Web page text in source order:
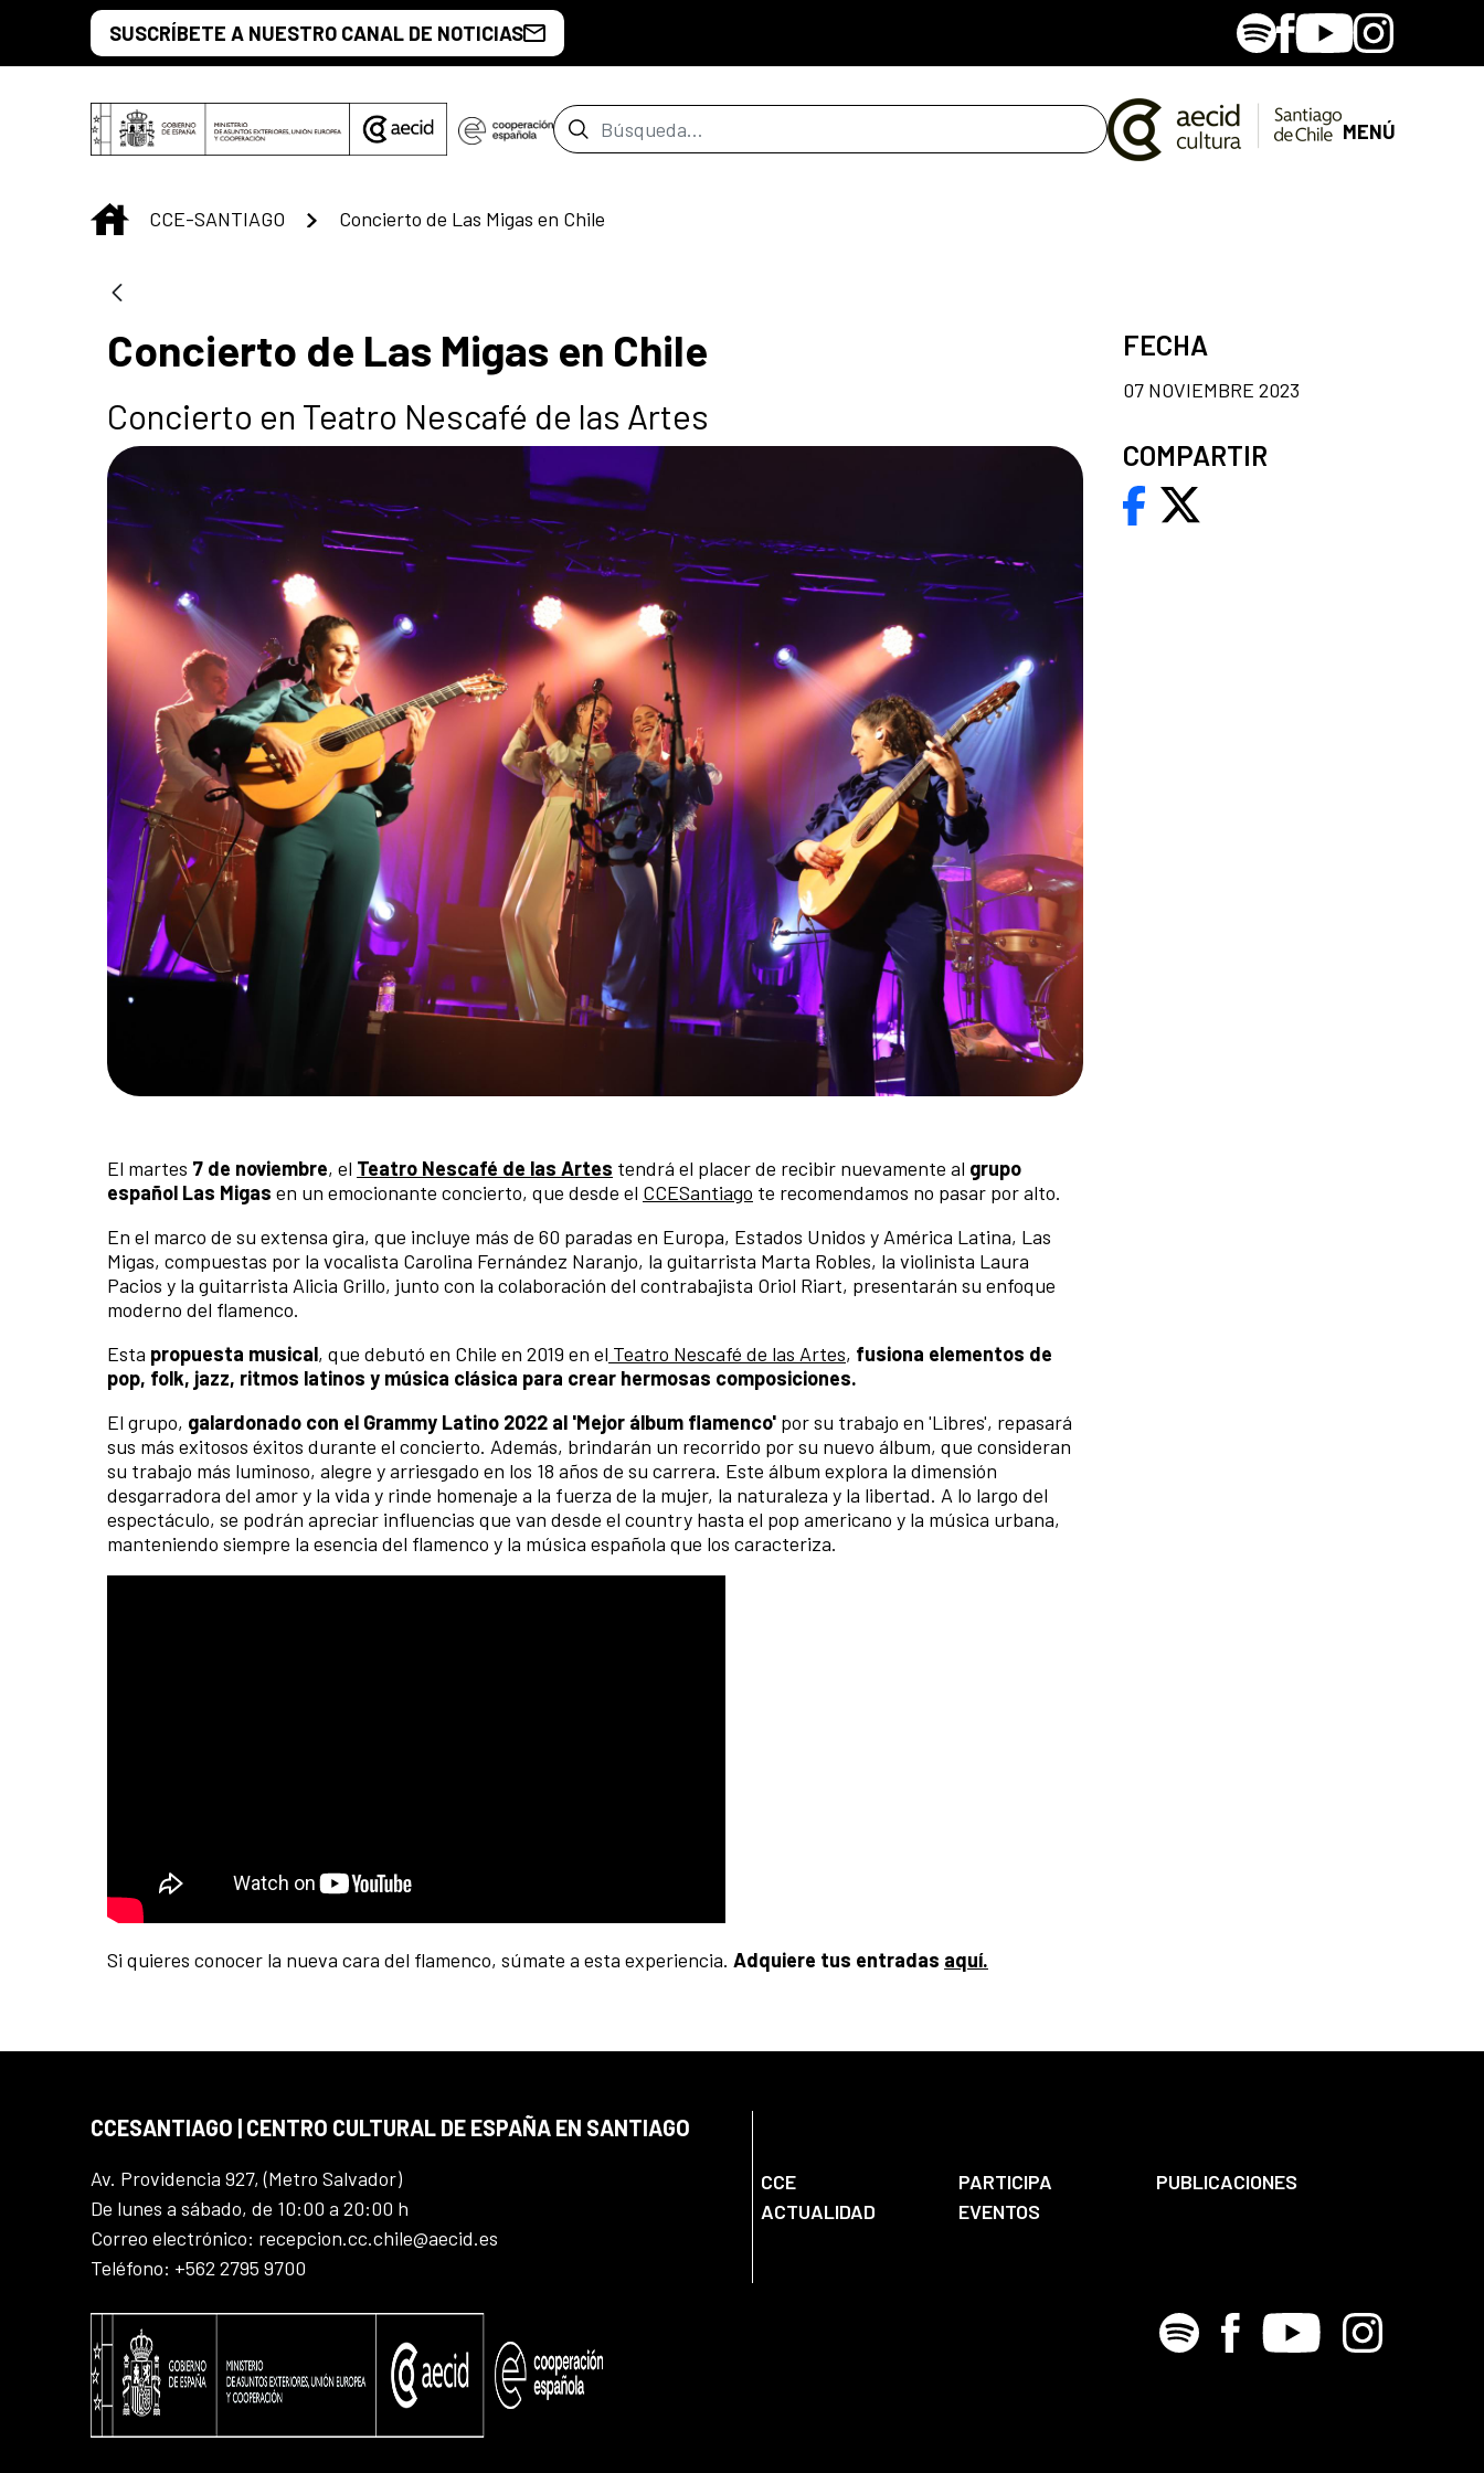
Saltar al contenido principal
SUSCRÍBETE A NUESTRO CANAL DE NOTICIAS SpotifyFacebook
YoutubeInstagram
Barra de búsqueda MENÚ
INICIO
CCE-SANTIAGO Concierto de Las Migas en Chile
Concierto de Las Migas en Chile
Concierto en Teatro Nescafé de las Artes
El martes 7 de noviembre, el Teatro Nescafé de las Artes tendrá el placer de recibir nuevamente al grupo
español Las Migas en un emocionante concierto, que desde el CCESantiago te recomendamos no pasar por alto.
En el marco de su extensa gira, que incluye más de 60 paradas en Europa, Estados Unidos y América Latina, Las
Migas, compuestas por la vocalista Carolina Fernández Naranjo, la guitarrista Marta Robles, la violinista Laura
Pacios y la guitarrista Alicia Grillo, junto con la colaboración del contrabajista Oriol Riart, presentarán su enfoque
moderno del flamenco.
Esta propuesta musical, que debutó en Chile en 2019 en el Teatro Nescafé de las Artes, fusiona elementos de
pop, folk, jazz, ritmos latinos y música clásica para crear hermosas composiciones.
El grupo, galardonado con el Grammy Latino 2022 al 'Mejor álbum flamenco' por su trabajo en 'Libres', repasará
sus más exitosos éxitos durante el concierto. Además, brindarán un recorrido por su nuevo álbum, que consideran
su trabajo más luminoso, alegre y arriesgado en los 18 años de su carrera. Este álbum explora la dimensión
desgarradora del amor y la vida y rinde homenaje a la fuerza de la mujer, la naturaleza y la libertad. A lo largo del
espectáculo, se podrán apreciar influencias que van desde el country hasta el pop americano y la música urbana,
manteniendo siempre la esencia del flamenco y la música española que los caracteriza.
Si quieres conocer la nueva cara del flamenco, súmate a esta experiencia. Adquiere tus entradas aquí.
FECHA
07 NOVIEMBRE 2023
COMPARTIR
CCESANTIAGO | CENTRO CULTURAL DE ESPAÑA EN SANTIAGO
Av. Providencia 927, (Metro Salvador)
De lunes a sábado, de 10:00 a 20:00 h
Correo electrónico: recepcion.cc.chile@aecid.es
Teléfono: +562 2795 9700
CCE PARTICIPA
PUBLICACIONES
ACTUALIDAD
EVENTOS
Spotify Facebook
Youtube Instagram